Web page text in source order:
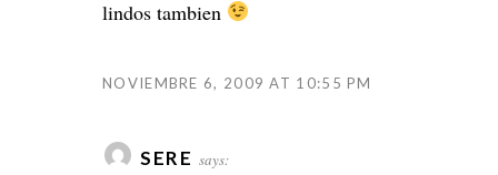
lindos tambien
NOVIEMBRE 6, 2009 AT 10:55 PM
SERE says: